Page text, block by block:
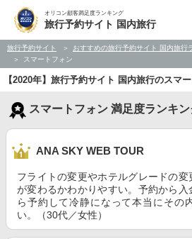
オリコン顧客満足度ランキング
旅行予約サイト 国内旅行
旅行予約サイト おすすめの旅行予約サイト 国内旅行
スマートフォン
【2020年】旅行予約サイト 国内旅行のスマ
スマートフォン 満足度ランキン
ANA SKY WEB TOUR
フライトの変更やホテルグレードの
が変わるかわかりやすい。予約から
ら予約して冷静になって本当にその
い。（30代／女性）